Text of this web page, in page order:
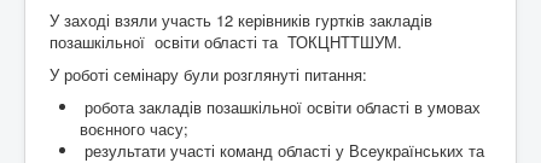
У заході взяли участь 12 керівників гуртків закладів
позашкільної освіти області та ТОКЦНТТШУМ.
У роботі семінару були розглянуті питання:
робота закладів позашкільної освіти області в умовах
воєнного часу;
результати участі команд області у Всеукраїнських та